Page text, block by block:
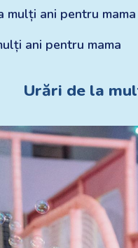
mulți ani pentru mama
ani pentru mama
Urări de la